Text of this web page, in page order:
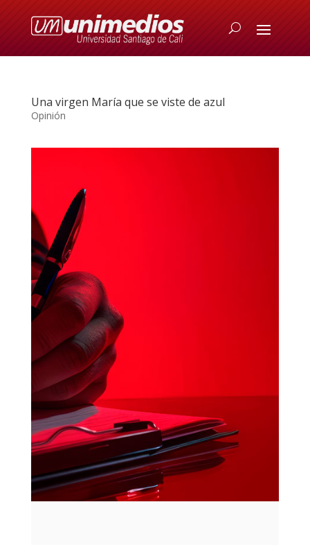
Una virgen María que se viste de azul
Opinión